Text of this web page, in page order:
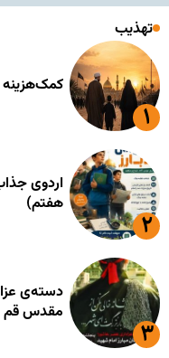
تهذیب
کمک‌هزینه
اردوی
هفتم)
دسته‌ی
مقدس قم